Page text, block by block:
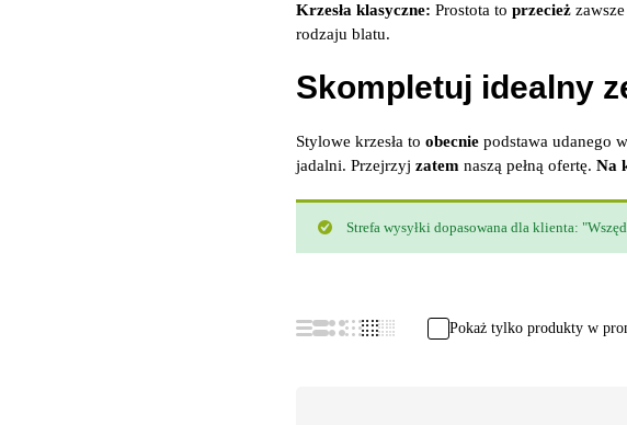
Krzesła klasyczne: Prostota to przecież
rodzaju blatu.
Skompletuj idealny
Stylowe krzesła to obecnie podstawa udanego
jadalni. Przejrzyj zatem naszą pełną ofertę. Na
Strefa wysyłki dopasowana dla klienta:
Pokaż tylko produkty w